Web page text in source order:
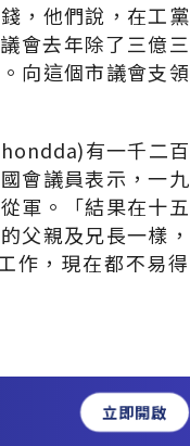
，他們說，在工
會去年除了三億
向這個市議會支
有一千二
會議員表示，一
軍。「結果在十
父親及兄長一樣
作，現在都不易
立即開啟